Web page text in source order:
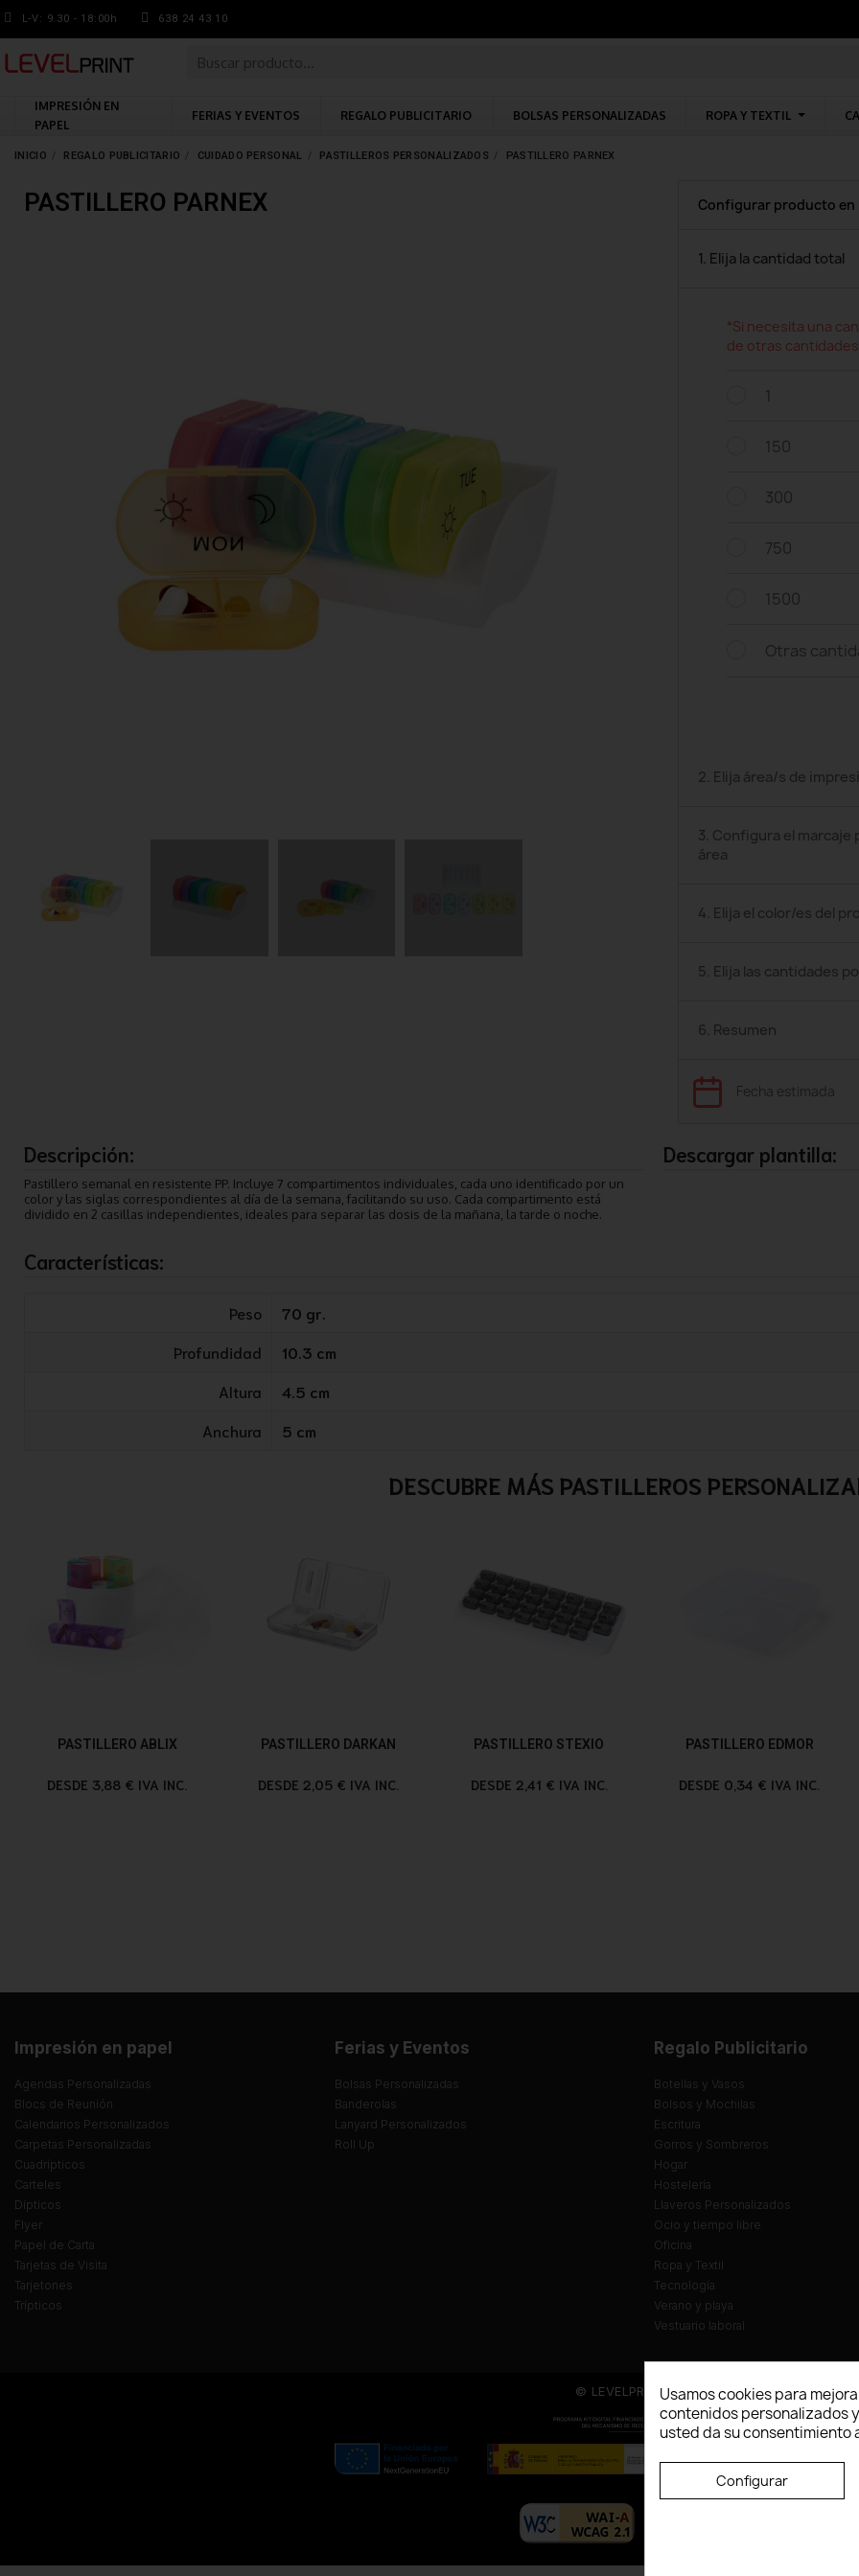
L-V: 9.30 - 18:00h 638 24 43 10
IMPRESIÓN EN
PAPEL
FERIAS Y EVENTOS REGALO PUBLICITARIO BOLSAS PERSONALIZADAS ROPA Y TEXTIL
INICIO REGALO PUBLICITARIO CUIDADO PERSONAL PASTILLEROS PERSONALIZADOS PASTILLERO PARNEX
PASTILLERO PARNEX Configurar producto en
1. Elija la cantidad total
*Si necesita una
de otras
1
150
300
750
1500
Otras
2. Elija área/s de
3. Configura el marcaje
área
4. Elija el color/es del
5. Elija las cantidades
6. Resumen
Fecha estimada
Descripción:
Pastillero semanal en resistente PP. Incluye 7 compartimentos individuales, cada uno identificado por un
color y las siglas correspondientes al día de la semana, facilitando su uso. Cada compartimento está
dividido en 2 casillas independientes, ideales para separar las dosis de la mañana, la tarde o noche.
Descargar plantilla:
Características:
Peso
70 gr.
Profundidad
10.3 cm
Altura
4.5 cm
Anchura
5 cm
DESCUBRE MÁS PASTILLEROS
PASTILLERO ABLIX
DESDE 3,88 € IVA INC.
PASTILLERO DARKAN
DESDE 2,05 € IVA INC.
PASTILLERO STEXIO
DESDE 2,41 € IVA INC.
PASTILLERO EDMOR
DESDE 0,34 € IVA INC.
Impresión en papel
Agendas Personalizadas
Blocs de Reunión
Calendarios Personalizados
Carpetas Personalizadas
Cuadrípticos
Carteles
Dípticos
Flyer
Papel de Carta
Tarjetas de Visita
Tarjetones
Trípticos
Ferias y Eventos
Bolsas Personalizadas
Banderolas
Lanyard Personalizados
Roll Up
Regalo Publicitario
Botellas y Vasos
Bolsos y Mochilas
Escritura
Gorros y Sombreros
Hogar
Hostelería
Llaveros Personalizados
Ocio y tiempo libre
Oficina
Ropa y Textil
Tecnología
Verano y playa
Vestuario laboral
© LEVELPRINT - 2026Usamos cookies para
contenidos personalizados
usted da su consentimiento
Configurar